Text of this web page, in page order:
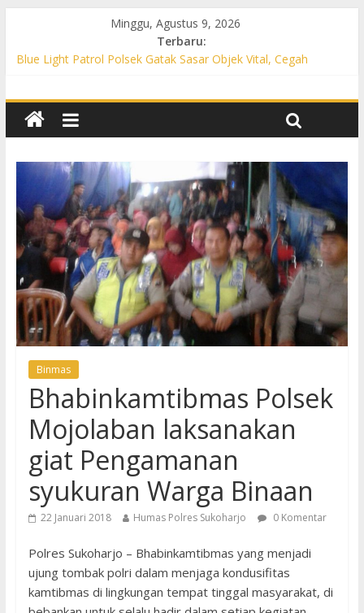
Minggu, Agustus 9, 2026
Terbaru:
Blue Light Patrol Polsek Gatak Sasar Objek Vital, Cegah
Permukiman, Antisipasi 3C dan Gangguan Kamtibmas
Patroli KRYD Polsek Baki Sisir Titik Rawan, Cegah 3C hingga
Patroli Blue Light Polsek Nguter Sasar Perbankan hingga
Permukiman, Antisipasi 3C dan Gangguan Kamtibmas
Blue Light Patrol Polsek Tawangsari Sisir Belasan Desa, Cegah
Kejahatan 3C dan Gangguan Kamtibmas
Binmas
Bhabinkamtibmas Polsek
Mojolaban laksanakan
giat Pengamanan
syukuran Warga Binaan
22 Januari 2018 Humas Polres Sukoharjo 0 Komentar
Polres Sukoharjo – Bhabinkamtibmas yang menjadi
ujung tombak polri dalam menjaga kondusifitas
kamtibmas di lingkungan tempat tinggal masyarakat, di